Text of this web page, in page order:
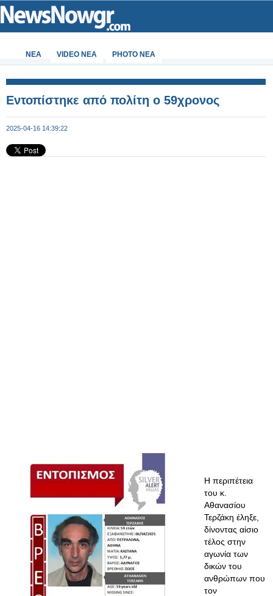
ΝΕΑ VIDEO NEA PHOTO NEA
Εντοπίστηκε από πολίτη ο 59χρονος
2025-04-16 14:39:22
Η περιπέτεια
του κ.
Αθανασίου
Τερζάκη έληξε,
δίνοντας αίσιο
τέλος στην
αγωνία των
δικών του
ανθρώπων που
τον